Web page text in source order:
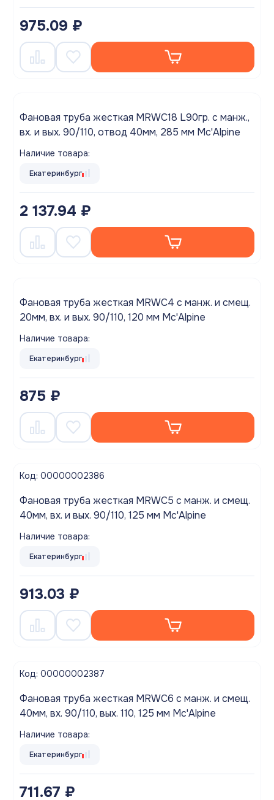
975.09 ₽
Фановая труба жесткая MRWC18 L90гр. с манж.,
вх. и вых. 90/110, отвод 40мм, 285 мм Mc'Alpine
Наличие товара:
Екатеринбург
2 137.94 ₽
Фановая труба жесткая MRWC4 с манж. и смещ.
20мм, вх. и вых. 90/110, 120 мм Mc'Alpine
Наличие товара:
Екатеринбург
875 ₽
Код: 00000002386
Фановая труба жесткая MRWC5 с манж. и смещ.
40мм, вх. и вых. 90/110, 125 мм Mc'Alpine
Наличие товара:
Екатеринбург
913.03 ₽
Код: 00000002387
Фановая труба жесткая MRWC6 с манж. и смещ.
40мм, вх. 90/110, вых. 110, 125 мм Mc'Alpine
Наличие товара:
Екатеринбург
711.67 ₽